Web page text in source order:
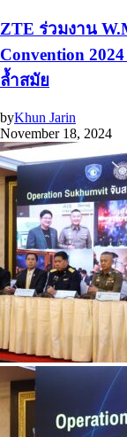
ZTE ร่วมงาน
Convention
ล้ำสมัย
byKhun Jarin
November 18, 2024